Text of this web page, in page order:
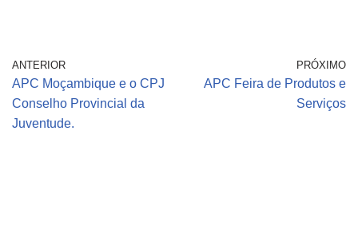
ANTERIOR
APC Moçambique e o CPJ
Conselho Provincial da
Juventude.
PRÓXIMO
APC Feira de Produtos e
Serviços